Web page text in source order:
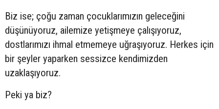
Biz ise; çoğu zaman çocuklarımızın geleceğini
düşünüyoruz, ailemize yetişmeye çalışıyoruz,
dostlarımızı ihmal etmemeye uğraşıyoruz. Herkes için
bir şeyler yaparken sessizce kendimizden
uzaklaşıyoruz.
Peki ya biz?